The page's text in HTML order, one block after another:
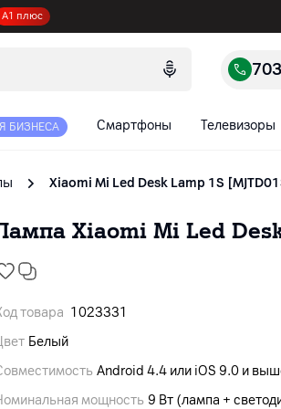
А1 плюс
БИЗНЕСА Смартфоны Телевизоры
Xiaomi Mi Led Desk Lamp 1S
Xiaomi Mi Led
товара 1023331
Белый
Android 4.4 или iOS 9.0 и
мощность 9 Вт (лампа +